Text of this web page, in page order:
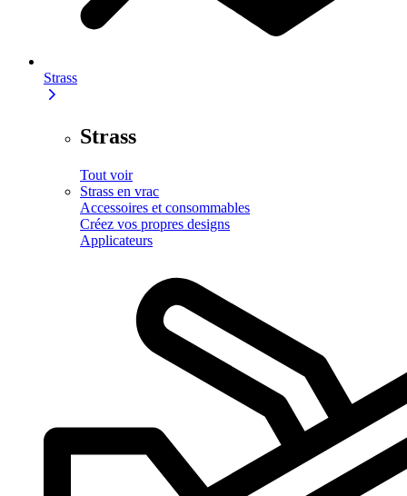
Strass
Strass
Tout voir
Strass en vrac
Accessoires et consommables
Créez vos propres designs
Applicateurs